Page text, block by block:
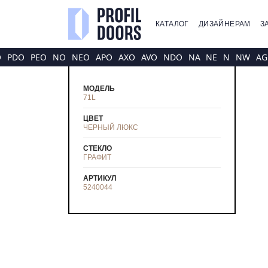
КАТАЛОГ ДИЗАЙНЕРАМ
PDO PEO NO NEO APO AXO AVO NDO NA NE N NW AG
МОДЕЛЬ
71L
ЦВЕТ
ЧЕРНЫЙ ЛЮКС
СТЕКЛО
ГРАФИТ
АРТИКУЛ
5240044